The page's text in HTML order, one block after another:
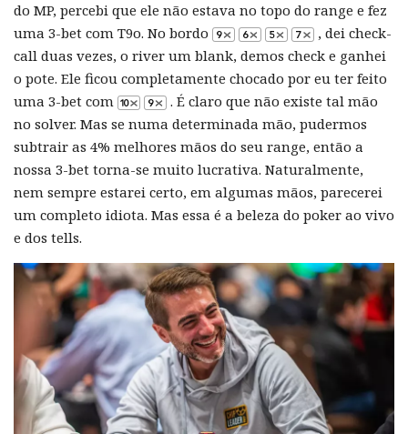
do MP, percebi que ele não estava no topo do range e fez
uma 3-bet com T9o. No bordo
, dei check-
call duas vezes, o river um blank, demos check e ganhei
o pote. Ele ficou completamente chocado por eu ter feito
uma 3-bet com
. É claro que não existe tal mão
no solver. Mas se numa determinada mão, pudermos
subtrair as 4% melhores mãos do seu range, então a
nossa 3-bet torna-se muito lucrativa. Naturalmente,
nem sempre estarei certo, em algumas mãos, parecerei
um completo idiota. Mas essa é a beleza do poker ao vivo
e dos tells.